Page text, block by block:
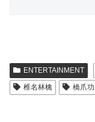
ENTERTAINMENT
椎名林檎
橋爪功